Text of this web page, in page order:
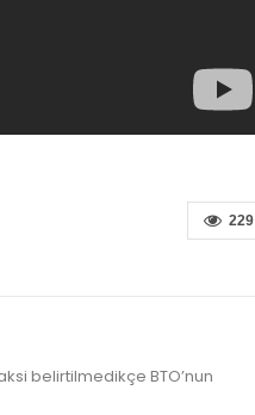
229
belirtilmedikçe BTO’nun